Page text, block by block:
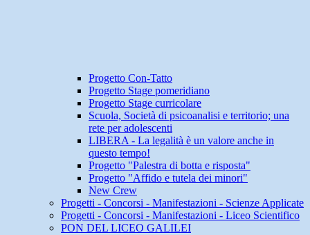
Progetto Con-Tatto
Progetto Stage pomeridiano
Progetto Stage curricolare
Scuola, Società di psicoanalisi e territorio; una
rete per adolescenti
LIBERA - La legalità è un valore anche in
questo tempo!
Progetto "Palestra di botta e risposta"
Progetto "Affido e tutela dei minori"
New Crew
Progetti - Concorsi - Manifestazioni - Scienze Applicate
Progetti - Concorsi - Manifestazioni - Liceo Scientifico
PON DEL LICEO GALILEI